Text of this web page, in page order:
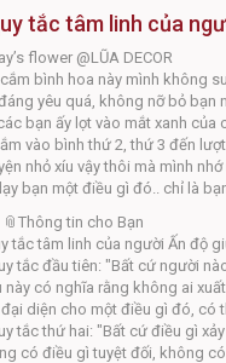
tắc tâm linh của
flower @LŨA DECOR
bình hoa này mình không
yêu quá, không nỡ bỏ bạn
bạn ấy lọt vào mắt xanh của
vào bình thứ 2, thứ 3 đến
nhỏ xíu vậy thôi mà mình
bạn một điều gì đó.. chỉ là
tin cho Bạn
tắc tâm linh của người Ấn độ
tắc đầu tiên: "Bất cứ người
này có nghĩa rằng không ai
diện cho một điều gì đó, có
tắc thứ hai: "Bất cứ điều gì
có điều gì tuyệt đối, không